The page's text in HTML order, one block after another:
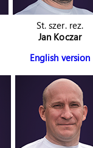
St. szer. rez.
Jan Koczar
English version